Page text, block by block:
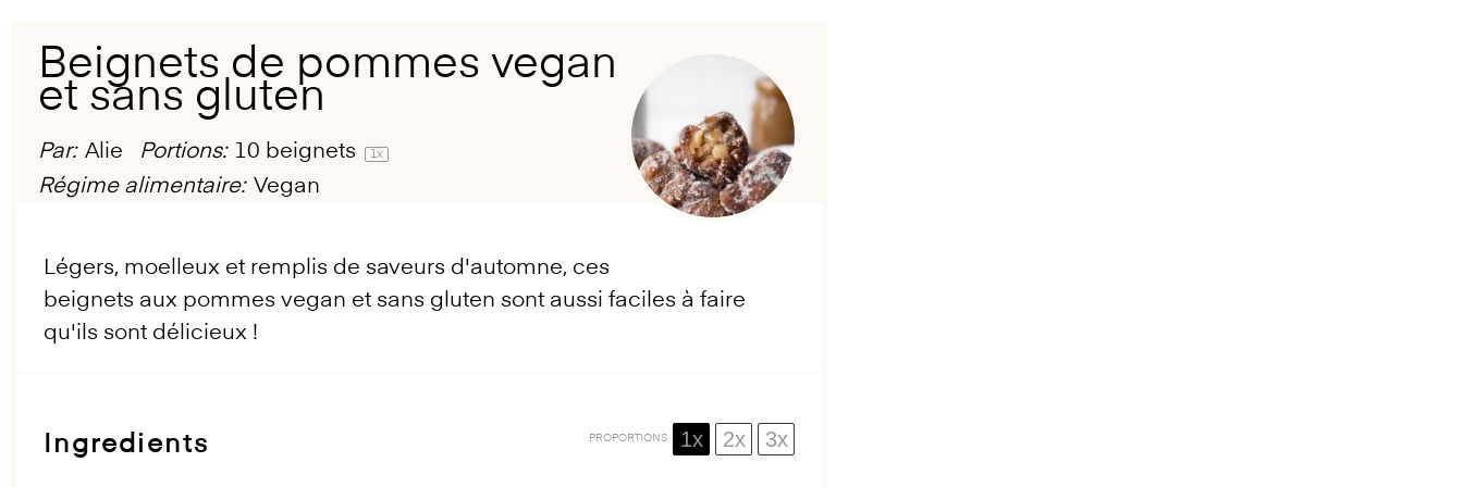
Beignets de pommes vegan
et sans gluten
Par: Alie Portions: 10 beignets 1x
Régime alimentaire: Vegan
Légers, moelleux et remplis de saveurs d'automne, ces
beignets aux pommes vegan et sans gluten sont aussi faciles à faire
qu'ils sont délicieux !
Ingredients PROPORTIONS 1x 2x 3x